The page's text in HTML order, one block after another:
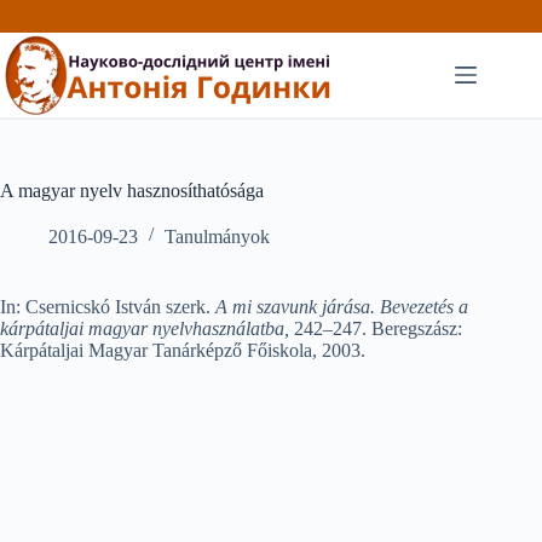
до
вмісту
A magyar nyelv hasznosíthatósága
2016-09-23 Tanulmányok
In: Csernicskó István szerk. A mi szavunk járása. Bevezetés a
kárpátaljai magyar nyelvhasz­nálatba, 242–247. Beregszász:
Kárpátaljai Magyar Tanárképző Főiskola, 2003.